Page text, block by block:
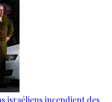
israéliens incendient des